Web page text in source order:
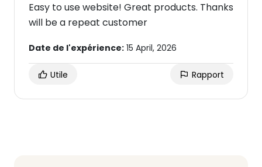
Easy to use website! Great products. Thanks
will be a repeat customer
Date de l'expérience: 15 April, 2026
Utile Rapport